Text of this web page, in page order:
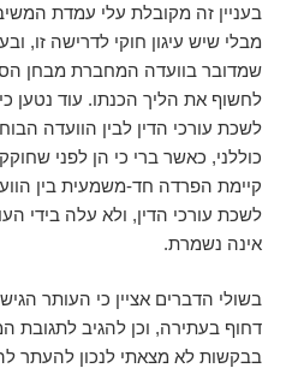
בעניין זה מקובלת עלי עמדת
מבלי שיש עיגון חוקי לדרישה זו,
שמדובר בוועדה המחברת מבחן
לחשוף את הליך הכנתו. עוד נטען
לשכת עורכי הדין לבין הוועדה
קיימת הפרדה חד-משמעית בין
לשכת עורכי הדין, ולא עלה בידי
אינה נשמרת.
בשולי הדברים אציין כי העותר
דחוף בעתירה, וכן להגיב לתגובת
בבקשות לא מצאתי לנכון להעתר